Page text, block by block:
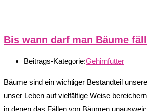
Bis wann darf man Bäume
Beitrags-Kategorie:Gehirnfutter
Bäume sind ein wichtiger Bestandteil
unser Leben auf vielfältige Weise
in denen das Fällen von Bäumen